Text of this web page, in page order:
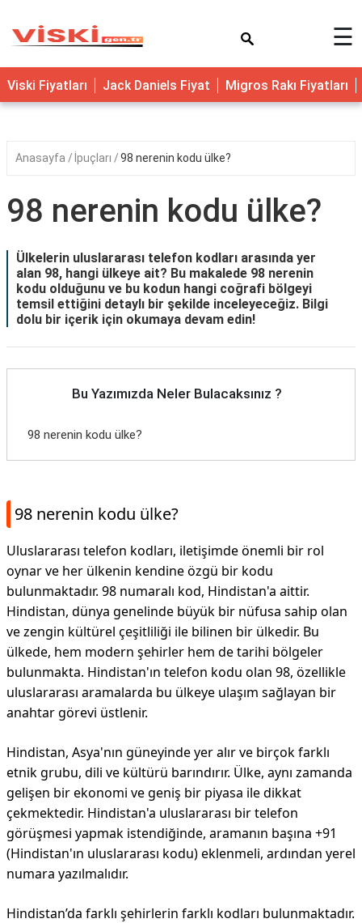
☰
Viski Fiyatları Jack Daniels Fiyat Migros Rakı Fiyatları
Anasayfa İpuçları 98 nerenin kodu ülke?
98 nerenin kodu ülke?
Ülkelerin uluslararası telefon kodları arasında yer
alan 98, hangi ülkeye ait? Bu makalede 98 nerenin
kodu olduğunu ve bu kodun hangi coğrafi bölgeyi
temsil ettiğini detaylı bir şekilde inceleyeceğiz. Bilgi
dolu bir içerik için okumaya devam edin!
Bu Yazımızda Neler Bulacaksınız ?
98 nerenin kodu ülke?
98 nerenin kodu ülke?
Uluslararası telefon kodları, iletişimde önemli bir rol
oynar ve her ülkenin kendine özgü bir kodu
bulunmaktadır. 98 numaralı kod, Hindistan'a aittir.
Hindistan, dünya genelinde büyük bir nüfusa sahip olan
ve zengin kültürel çeşitliliği ile bilinen bir ülkedir. Bu
ülkede, hem modern şehirler hem de tarihi bölgeler
bulunmakta. Hindistan'ın telefon kodu olan 98, özellikle
uluslararası aramalarda bu ülkeye ulaşım sağlayan bir
anahtar görevi üstlenir.
Hindistan, Asya'nın güneyinde yer alır ve birçok farklı
etnik grubu, dili ve kültürü barındırır. Ülke, aynı zamanda
gelişen bir ekonomi ve geniş bir piyasa ile dikkat
çekmektedir. Hindistan'a uluslararası bir telefon
görüşmesi yapmak istendiğinde, aramanın başına +91
(Hindistan'ın uluslararası kodu) eklenmeli, ardından yerel
numara yazılmalıdır.
Hindistan’da farklı şehirlerin farklı kodları bulunmaktadır.